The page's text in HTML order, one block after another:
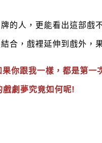
的人，更能看出這部戲
合，戲裡延伸到戲外，
你跟我一樣，都是第一
劇夢究竟如何呢!